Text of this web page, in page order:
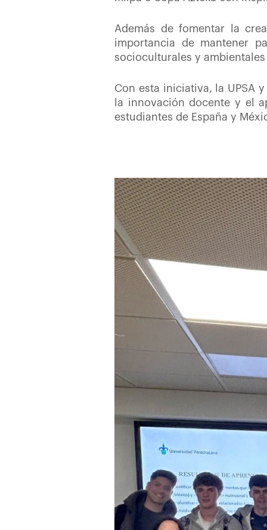
Además de fomentar la
importancia de mantener
socioculturales y
Con esta iniciativa, la UPSA
la innovación docente y el
estudiantes de España y